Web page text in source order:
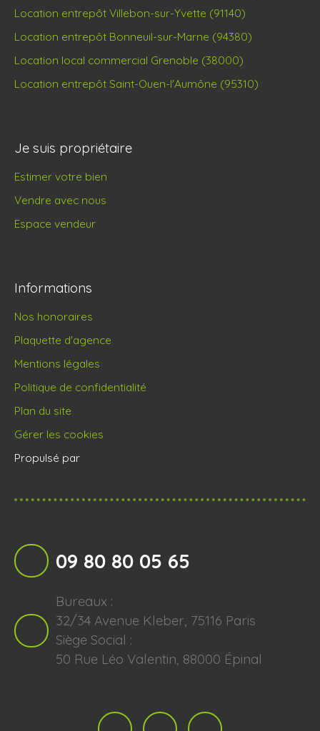
Location entrepôt Villebon-sur-Yvette (91140)
Location entrepôt Bonneuil-sur-Marne (94380)
Location local commercial Grenoble (38000)
Location entrepôt Saint-Ouen-l'Aumône (95310)
Je suis propriétaire
Estimer votre bien
Vendre avec nous
Espace vendeur
Informations
Nos honoraires
Plaquette d'agence
Mentions légales
Politique de confidentialité
Plan du site
Gérer les cookies
Propulsé par
09 80 80 05 65
Bureaux :
32/34 Avenue Kleber, 75116 Paris
Siège Social :
50 Rue Léo Valentin, 88000 Épinal